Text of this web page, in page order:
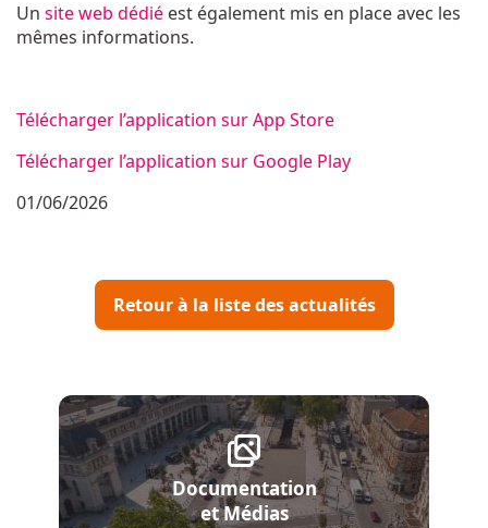
Un site web dédié est également mis en place avec les
mêmes informations.
Télécharger l’application sur App Store
Télécharger l’application sur Google Play
01/06/2026
Retour à la liste des actualités
Documentation
et Médias